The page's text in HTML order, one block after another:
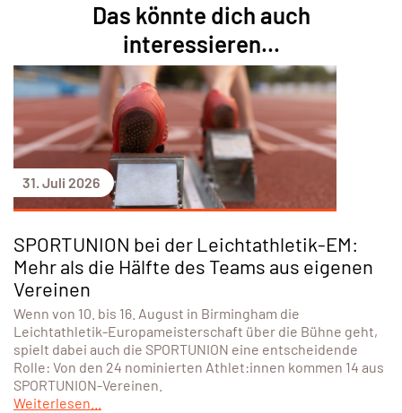
Das könnte dich auch
interessieren...
31. Juli 2026
SPORTUNION bei der Leichtathletik-EM:
Mehr als die Hälfte des Teams aus eigenen
Vereinen
Wenn von 10. bis 16. August in Birmingham die
Leichtathletik-Europameisterschaft über die Bühne geht,
spielt dabei auch die SPORTUNION eine entscheidende
Rolle: Von den 24 nominierten Athlet:innen kommen 14 aus
SPORTUNION-Vereinen.
Weiterlesen...